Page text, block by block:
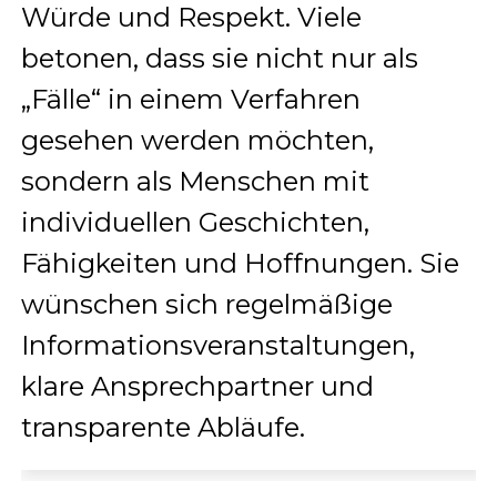
Würde und Respekt. Viele
betonen, dass sie nicht nur als
„Fälle“ in einem Verfahren
gesehen werden möchten,
sondern als Menschen mit
individuellen Geschichten,
Fähigkeiten und Hoffnungen. Sie
wünschen sich regelmäßige
Informationsveranstaltungen,
klare Ansprechpartner und
transparente Abläufe.